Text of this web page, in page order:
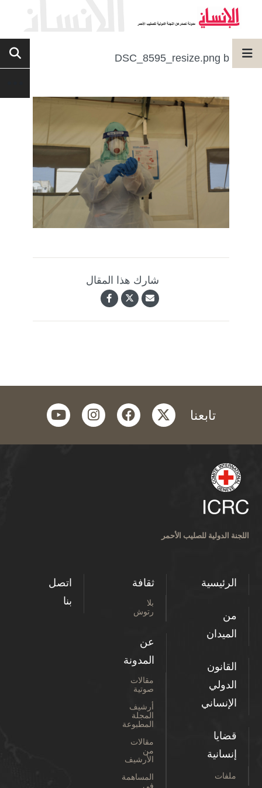
DSC_8595_resize.png b
شارك هذا المقال
تابعنا twitter
facebook
instagram
youtube
اللجنة الدولية للصليب الأحمر
الرئيسية
من
الميدان
القانون
الدولي
الإنساني
قضايا
إنسانية
ملفات
ثقافة
بلا
رتوش
عن
المدونة
مقالات
صوتية
أرشيف
المجلة
المطبوعة
مقالات
من
الأرشيف
المساهمة
في
اتصل
بنا